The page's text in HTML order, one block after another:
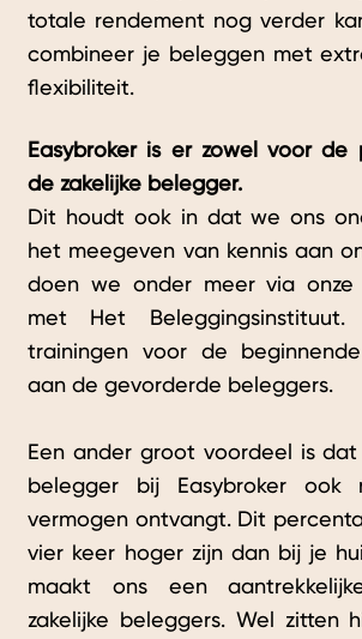
totale rendement nog verder
combineer je beleggen met
flexibiliteit.
Easybroker is er zowel voor de
de zakelijke belegger.
Dit houdt ook in dat we ons
het meegeven van kennis aan
doen we onder meer via onze
met Het Beleggingsinstituut.
trainingen voor de
aan de gevorderde beleggers.
Een ander groot voordeel is dat
belegger bij Easybroker
vermogen ontvangt. Dit
vier keer hoger zijn dan bij je
maakt ons een
zakelijke beleggers. Wel zitten